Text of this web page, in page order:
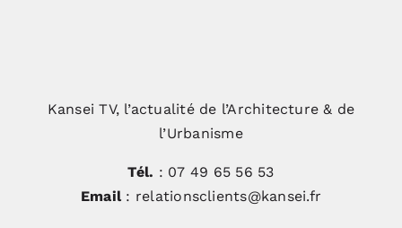
Kansei TV, l’actualité de l’Architecture & de
l’Urbanisme
Tél. : 07 49 65 56 53
Email: relationsclients@kansei.fr